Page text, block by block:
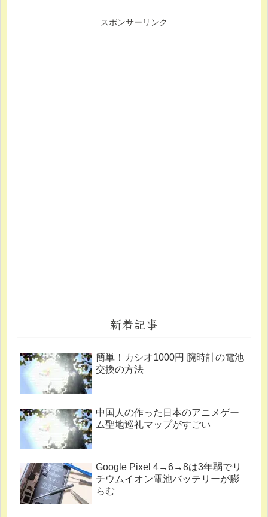
スポンサーリンク
新着記事
簡単！カシオ1000円 腕時計の電池
交換の方法
中国人の作った日本のアニメゲー
ム聖地巡礼マップがすごい
Google Pixel 4→6→8は3年弱でリ
チウムイオン電池バッテリーが膨
らむ